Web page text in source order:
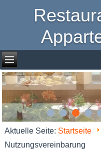
Aktuelle Seite: Startseite
Nutzungsvereinbarung